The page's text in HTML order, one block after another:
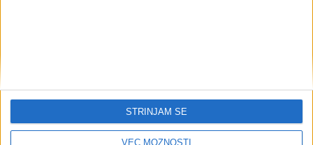
VEČ MOŽNOSTI
STRINJAM SE
katera od zaporednih dobav je pravzaprav oproščena
dobava v drugo državo članico.
Spremembe DDV v letu 202